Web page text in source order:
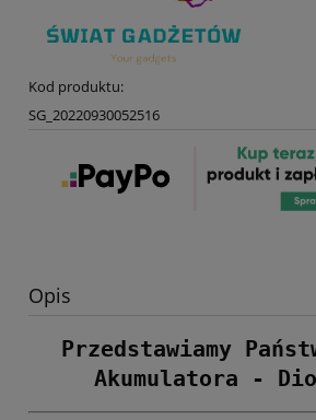
Kod produktu:
SG_20220930052516
Opis
Przedstawiamy
Akumulatora -